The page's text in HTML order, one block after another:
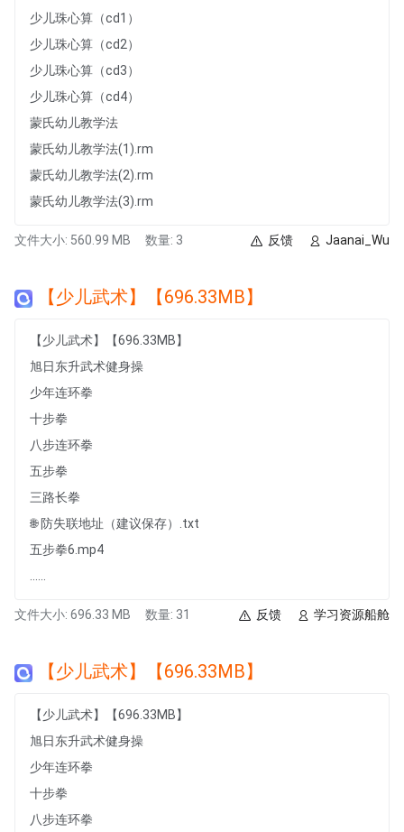
少儿珠心算（cd1）
少儿珠心算（cd2）
少儿珠心算（cd3）
少儿珠心算（cd4）
蒙氏幼儿教学法
蒙氏幼儿教学法(1).rm
蒙氏幼儿教学法(2).rm
蒙氏幼儿教学法(3).rm
文件大小: 560.99 MB 数量: 3 Jaanai_Wu
反馈
【少儿武术】【696.33MB】
【少儿武术】【696.33MB】
旭日东升武术健身操
少年连环拳
十步拳
八步连环拳
五步拳
三路长拳
🌐 防失联地址（建议保存）.txt
五步拳6.mp4
文件大小: 696.33 MB 数量: 31 学习资源船舱
反馈
【少儿武术】【696.33MB】
【少儿武术】【696.33MB】
旭日东升武术健身操
少年连环拳
十步拳
八步连环拳